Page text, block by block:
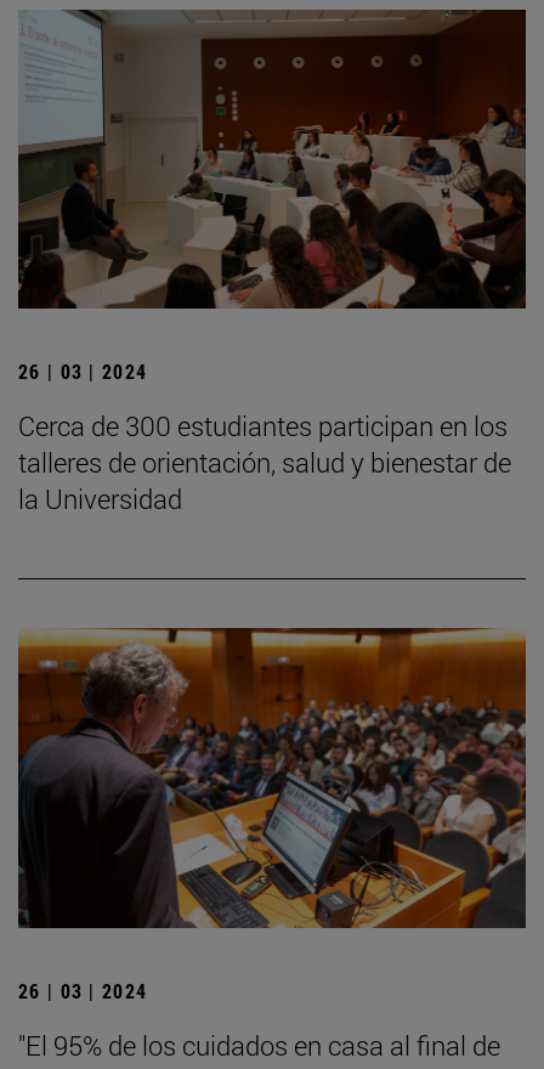
26 | 03 | 2024
Cerca de 300 estudiantes participan en los
talleres de orientación, salud y bienestar de
la Universidad
26 | 03 | 2024
"El 95% de los cuidados en casa al final de